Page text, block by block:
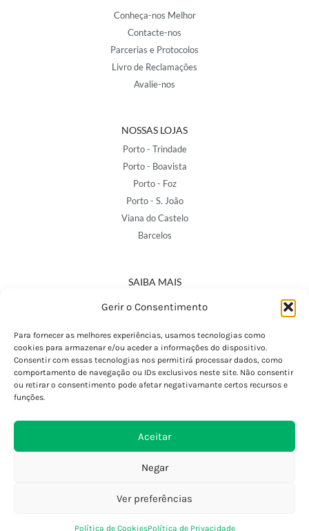
Gerir o Consentimento
Para fornecer as melhores experiências, usamos tecnologias como
cookies para armazenar e/ou aceder a informações do dispositivo.
Consentir com essas tecnologias nos permitirá processar dados, como
comportamento de navegação ou IDs exclusivos neste site. Não consentir
ou retirar o consentimento pode afetar negativamante certos recursos e
funções.
Aceitar
Negar
Ver preferências
Política de CookiesPolítica de Privacidade
Conheça-nos Melhor
Contacte-nos
Parcerias e Protocolos
Livro de Reclamações
Avalie-nos
NOSSAS LOJAS
Porto - Trindade
Porto - Boavista
Porto - Foz
Porto - S. João
Viana do Castelo
Barcelos
SAIBA MAIS
Política de Privacidade
Termos e Condições
Perguntas Frequentes
Custos de Envio
Encomendas Internacionais
Devoluções e Trocas